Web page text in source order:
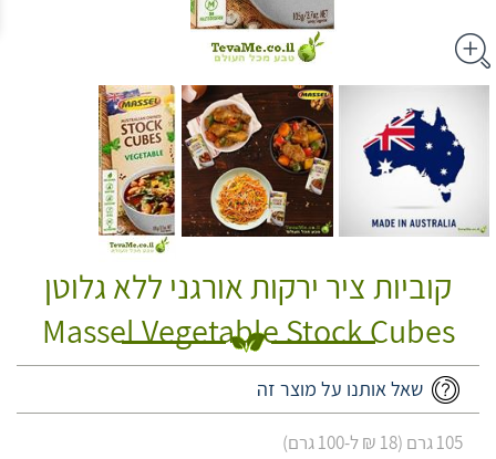
קוביות ציר ירקות אורגני ללא גלוטן
Massel Vegetable Stock Cubes
שאל אותנו על מוצר זה
105 גרם (18 ₪ ל-100 גרם)